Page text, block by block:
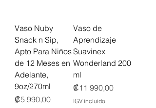
Vaso Nuby
Snack n Sip,
Apto Para Niños
de 12 Meses en
Adelante,
9oz/270ml
Precio
₡5 990,00
Vaso de
Aprendizaje
Suavinex
Wonderland 200
ml
Precio
₡11 990,00
IGV incluido